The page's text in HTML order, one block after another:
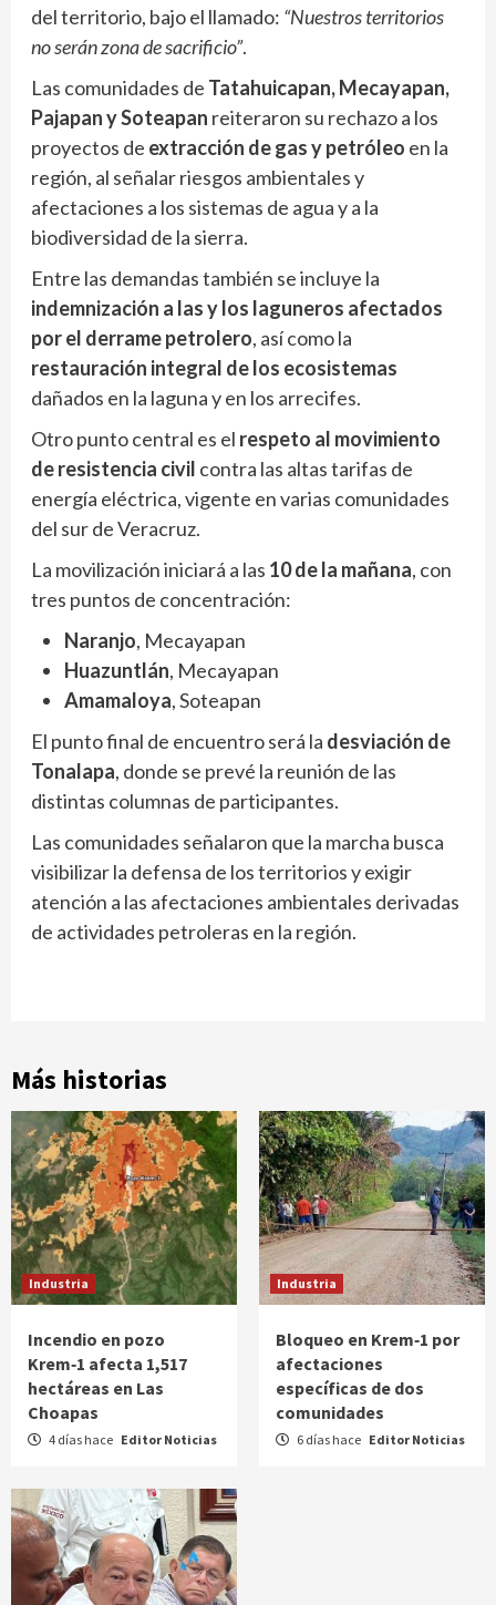
del territorio, bajo el llamado: “Nuestros territorios
no serán zona de sacrificio”.
Las comunidades de Tatahuicapan, Mecayapan,
Pajapan y Soteapan reiteraron su rechazo a los
proyectos de extracción de gas y petróleo en la
región, al señalar riesgos ambientales y
afectaciones a los sistemas de agua y a la
biodiversidad de la sierra.
Entre las demandas también se incluye la
indemnización a las y los laguneros afectados
por el derrame petrolero, así como la
restauración integral de los ecosistemas
dañados en la laguna y en los arrecifes.
Otro punto central es el respeto al movimiento
de resistencia civil contra las altas tarifas de
energía eléctrica, vigente en varias comunidades
del sur de Veracruz.
La movilización iniciará a las 10 de la mañana, con
tres puntos de concentración:
Naranjo, Mecayapan
Huazuntlán, Mecayapan
Amamaloya, Soteapan
El punto final de encuentro será la desviación de
Tonalapa, donde se prevé la reunión de las
distintas columnas de participantes.
Las comunidades señalaron que la marcha busca
visibilizar la defensa de los territorios y exigir
atención a las afectaciones ambientales derivadas
de actividades petroleras en la región.
Más historias
Industria
Incendio en pozo
Krem‑1 afecta 1,517
hectáreas en Las
Choapas
4 días hace Editor Noticias
Industria
Bloqueo en Krem‑1 por
afectaciones
específicas de dos
comunidades
6 días hace Editor Noticias